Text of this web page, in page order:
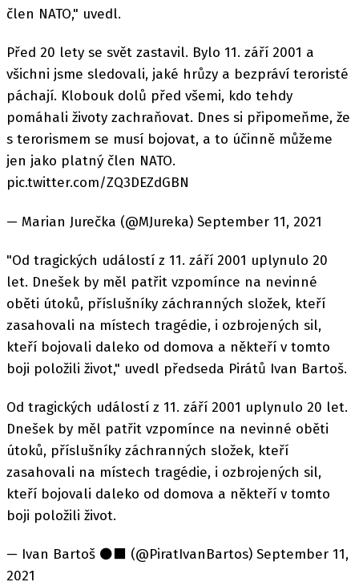
člen NATO," uvedl.
Před 20 lety se svět zastavil. Bylo 11. září 2001 a
všichni jsme sledovali, jaké hrůzy a bezpráví teroristé
páchají. Klobouk dolů před všemi, kdo tehdy
pomáhali životy zachraňovat. Dnes si připomeňme, že
s terorismem se musí bojovat, a to účinně můžeme
jen jako platný člen NATO.
pic.twitter.com/ZQ3DEZdGBN
— Marian Jurečka (@MJureka) September 11, 2021
"Od tragických událostí z 11. září 2001 uplynulo 20
let. Dnešek by měl patřit vzpomínce na nevinné
oběti útoků, příslušníky záchranných složek, kteří
zasahovali na místech tragédie, i ozbrojených sil,
kteří bojovali daleko od domova a někteří v tomto
boji položili život," uvedl předseda Pirátů Ivan Bartoš.
Od tragických událostí z 11. září 2001 uplynulo 20 let.
Dnešek by měl patřit vzpomínce na nevinné oběti
útoků, příslušníky záchranných složek, kteří
zasahovali na místech tragédie, i ozbrojených sil,
kteří bojovali daleko od domova a někteří v tomto
boji položili život.
— Ivan Bartoš ⚫⬛ (@PiratIvanBartos) September 11,
2021